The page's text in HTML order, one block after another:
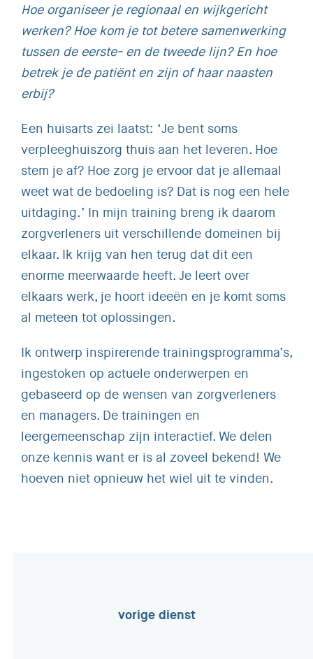
Hoe organiseer je regionaal en wijkgericht
werken? Hoe kom je tot betere samenwerking
tussen de eerste- en de tweede lijn? En hoe
betrek je de patiënt en zijn of haar naasten
erbij?
Een huisarts zei laatst: ‘Je bent soms
verpleeghuiszorg thuis aan het leveren. Hoe
stem je af? Hoe zorg je ervoor dat je allemaal
weet wat de bedoeling is? Dat is nog een hele
uitdaging.’ In mijn training breng ik daarom
zorgverleners uit verschillende domeinen bij
elkaar. Ik krijg van hen terug dat dit een
enorme meerwaarde heeft. Je leert over
elkaars werk, je hoort ideeën en je komt soms
al meteen tot oplossingen.
Ik ontwerp inspirerende trainingsprogramma’s,
ingestoken op actuele onderwerpen en
gebaseerd op de wensen van zorgverleners
en managers. De trainingen en
leergemeenschap zijn interactief. We delen
onze kennis want er is al zoveel bekend! We
hoeven niet opnieuw het wiel uit te vinden.
vorige dienst